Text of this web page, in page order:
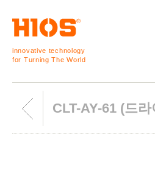
innovative technology
for Turning The World
CLT-AY-61 (드